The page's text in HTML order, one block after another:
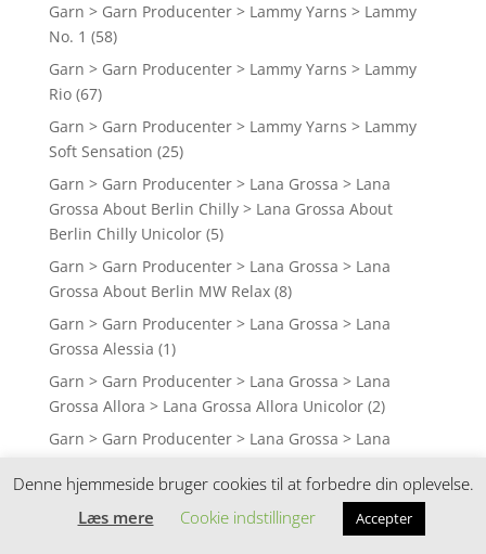
Garn > Garn Producenter > Lammy Yarns > Lammy
No. 1 (58)
Garn > Garn Producenter > Lammy Yarns > Lammy
Rio (67)
Garn > Garn Producenter > Lammy Yarns > Lammy
Soft Sensation (25)
Garn > Garn Producenter > Lana Grossa > Lana
Grossa About Berlin Chilly > Lana Grossa About
Berlin Chilly Unicolor (5)
Garn > Garn Producenter > Lana Grossa > Lana
Grossa About Berlin MW Relax (8)
Garn > Garn Producenter > Lana Grossa > Lana
Grossa Alessia (1)
Garn > Garn Producenter > Lana Grossa > Lana
Grossa Allora > Lana Grossa Allora Unicolor (2)
Garn > Garn Producenter > Lana Grossa > Lana
Garn > Garn Producenter > Lana Grossa > Lana
Grossa Alta Moda Cotolana > Lana Grossa Alta Moda
Denne hjemmeside bruger cookies til at forbedre din oplevelse.
Læs mere
Cookie indstillinger Accepter